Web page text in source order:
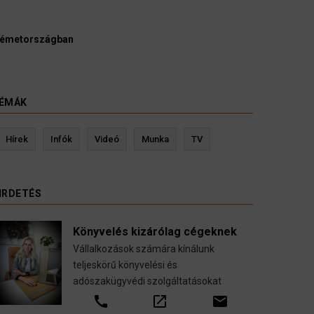
költöztetése
Kevin Ressler biztosítási szakértő
Hírek Infók Videó Munka TV
Könyvelés kizárólag cégeknek
Vállalkozások számára kínálunk
teljeskörű könyvelési és
adószakügyvédi szolgáltatásokat
call open_in_new email